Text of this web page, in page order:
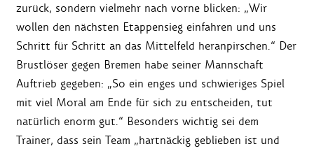
zurück, sondern vielmehr nach vorne blicken: „Wir
wollen den nächsten Etappensieg einfahren und uns
Schritt für Schritt an das Mittelfeld heranpirschen.“ Der
Brustlöser gegen Bremen habe seiner Mannschaft
Auftrieb gegeben: „So ein enges und schwieriges Spiel
mit viel Moral am Ende für sich zu entscheiden, tut
natürlich enorm gut.“ Besonders wichtig sei dem
Trainer, dass sein Team „hartnäckig geblieben ist und